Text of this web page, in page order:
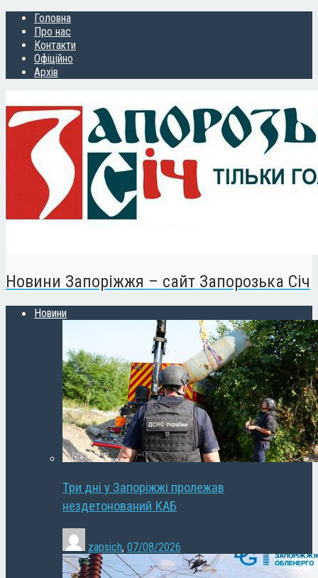
Головна
Про нас
Контакти
Офіційно
Архів
Новини Запоріжжя – сайт Запорозька Січ
Новини
Три дні у Запоріжжі пролежав
нездетонований КАБ
zapsich, 07/08/2026